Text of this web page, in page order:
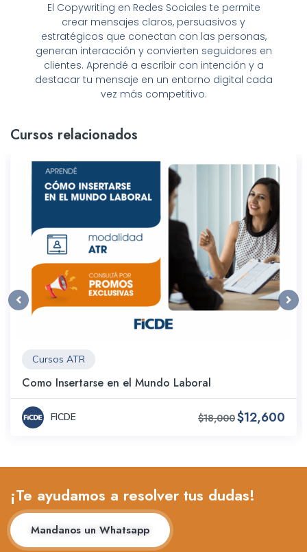
El Copywriting en Redes Sociales te permite
crear mensajes claros, persuasivos y
estratégicos que conectan con las personas,
generan interacción y convierten seguidores en
clientes. Aprendé a escribir con intención y a
destacar tu mensaje en un entorno digital cada
vez más competitivo.
Cursos relacionados
Cursos ATR
Como Insertarse en el Mundo Laboral
FICDE $18,000$12,600
¡Te ayudamos a resolver tus dudas!
Mandanos un Whatsapp